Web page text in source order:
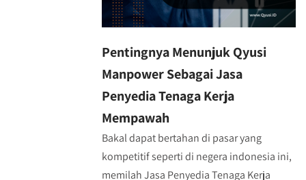
Pentingnya Menunjuk Qyusi
Manpower Sebagai Jasa
Penyedia Tenaga Kerja
Mempawah
Bakal dapat bertahan di pasar yang
kompetitif seperti di negera indonesia ini,
memilah Jasa Penyedia Tenaga Kerja